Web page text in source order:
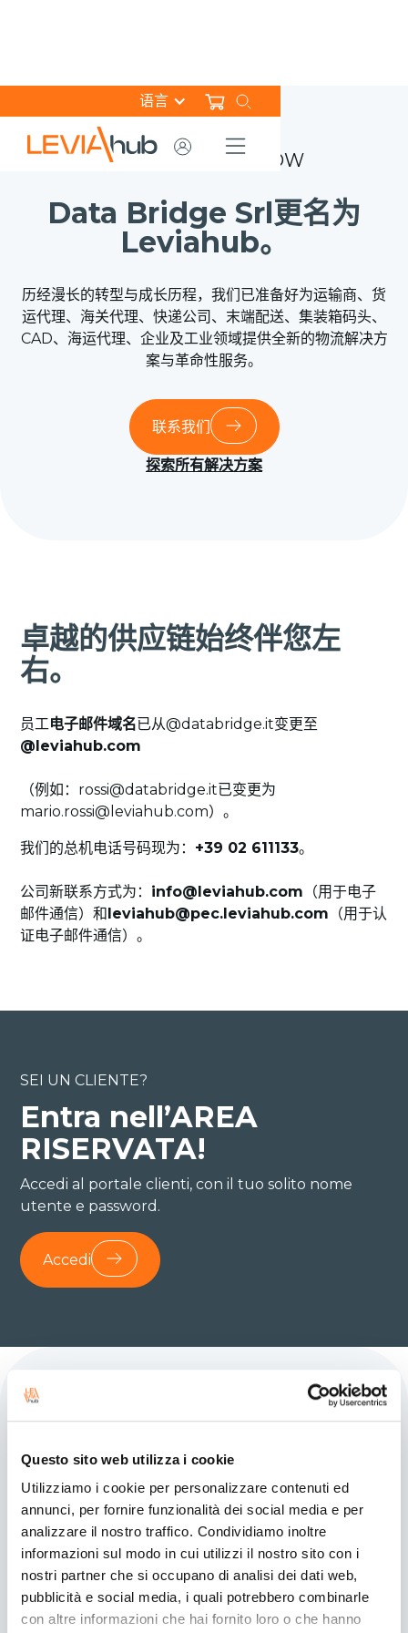
Questo sito web utilizza i cookie
Utilizziamo i cookie per personalizzare contenuti ed
annunci, per fornire funzionalità dei social media e per
analizzare il nostro traffico. Condividiamo inoltre
informazioni sul modo in cui utilizzi il nostro sito con i
nostri partner che si occupano di analisi dei dati web,
pubblicità e social media, i quali potrebbero combinarle
con altre informazioni che hai fornito loro o che hanno
语言
THE CHANGE IS NOW
Data Bridge Srl更名为
Leviahub。
历经漫长的转型与成长历程，我们已准备好为运输商、货
运代理、海关代理、快递公司、末端配送、集装箱码头、
CAD、海运代理、企业及工业领域提供全新的物流解决方
案与革命性服务。
联系我们
探索所有解决方案
卓越的供应链始终伴您左
右。
员工电子邮件域名已从@databridge.it变更至
@leviahub.com
（例如：rossi@databridge.it已变更为
mario.rossi@leviahub.com）。
我们的总机电话号码现为： +39 02 611133。
公司新联系方式为： info@leviahub.com （用于电子
邮件通信）和leviahub@pec.leviahub.com （用于认
证电子邮件通信）。
SEI UN CLIENTE?
Entra nell’AREA
RISERVATA!
Accedi al portale clienti, con il tuo solito nome
utente e password.
Accedi
Con noi, ogni storia è di
successo.
Le aziende e le realtà che abbiamo
guidato verso il successo sono
innumerevoli.
Qui abbiamo raccolto le testimonianze